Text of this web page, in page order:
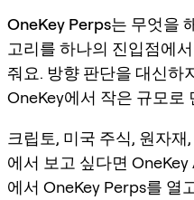
OneKey Perps는 무엇을
고리를 하나의 진입점에
줘요. 방향 판단을 대신하
OneKey에서 작은 규모로
크립토, 미국 주식, 원자
에서 보고 싶다면
에서 OneKey Perps를 열